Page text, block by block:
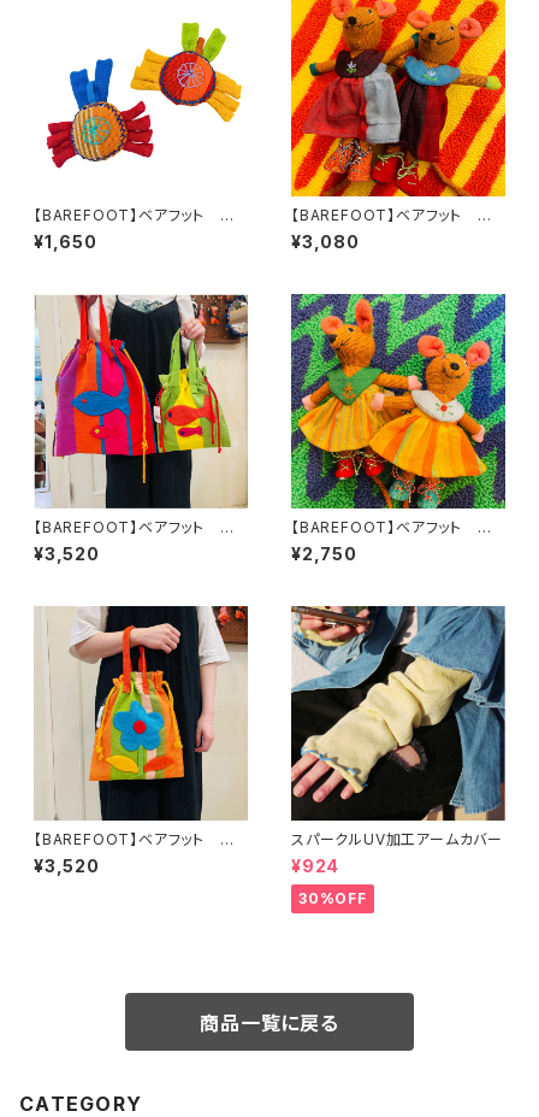
【BAREFOOT】ベアフット ぬ
いぐるみ カニ
¥1,650
【BAREFOOT】ベアフット ぬ
いぐるみ ネズミ 女の子M
¥3,080
【BAREFOOT】ベアフット お
魚親子トイバッグM
¥3,520
【BAREFOOT】ベアフット ぬ
いぐるみ ネズミ 女の子S
¥2,750
【BAREFOOT】ベアフット お
花トイバッグM
¥3,520
スパークルUV加工アームカバー
¥924
30%OFF
商品一覧に戻る
CATEGORY